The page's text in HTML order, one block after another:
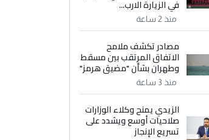
في الزيارة الارب...
منذ 2 ساعة
مصادر تكشف ملامح
الاتفاق المرتقب بين مسقط
وطهران بشأن "مضيق هرمز"
منذ 3 ساعة
الزيدي يمنح وكلاء الوزارات
صلاحيات أوسع ويشدد على
تسريع الإنجاز